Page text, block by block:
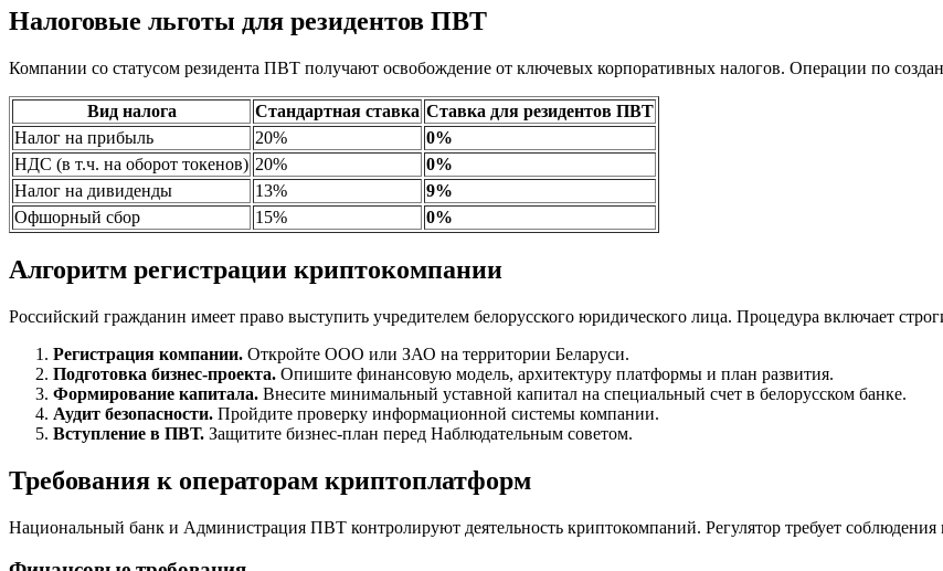
Налоговые льготы для резидентов ПВТ
Компании со статусом резидента ПВТ получают освобождение от ключевых корпоративных налогов. Операции по
Вид налога Стандартная ставка Ставка для резидентов ПВТ
Налог на прибыль
20%
0%
НДС (в т.ч. на оборот токенов) 20%
0%
Налог на дивиденды
13%
9%
Офшорный сбор
15% 0%
Алгоритм регистрации криптокомпании
Российский гражданин имеет право выступить учредителем белорусского юридического лица. Процедура включает
Регистрация компании. Откройте ООО или ЗАО на территории Беларуси.
Подготовка бизнес-проекта. Опишите финансовую модель, архитектуру платформы и план развития.
Формирование капитала. Внесите минимальный уставной капитал на специальный счет в белорусском банке.
Аудит безопасности. Пройдите проверку информационной системы компании.
Вступление в ПВТ. Защитите бизнес-план перед Наблюдательным советом.
Требования к операторам криптоплатформ
Национальный банк и Администрация ПВТ контролируют деятельность криптокомпаний. Регулятор требует